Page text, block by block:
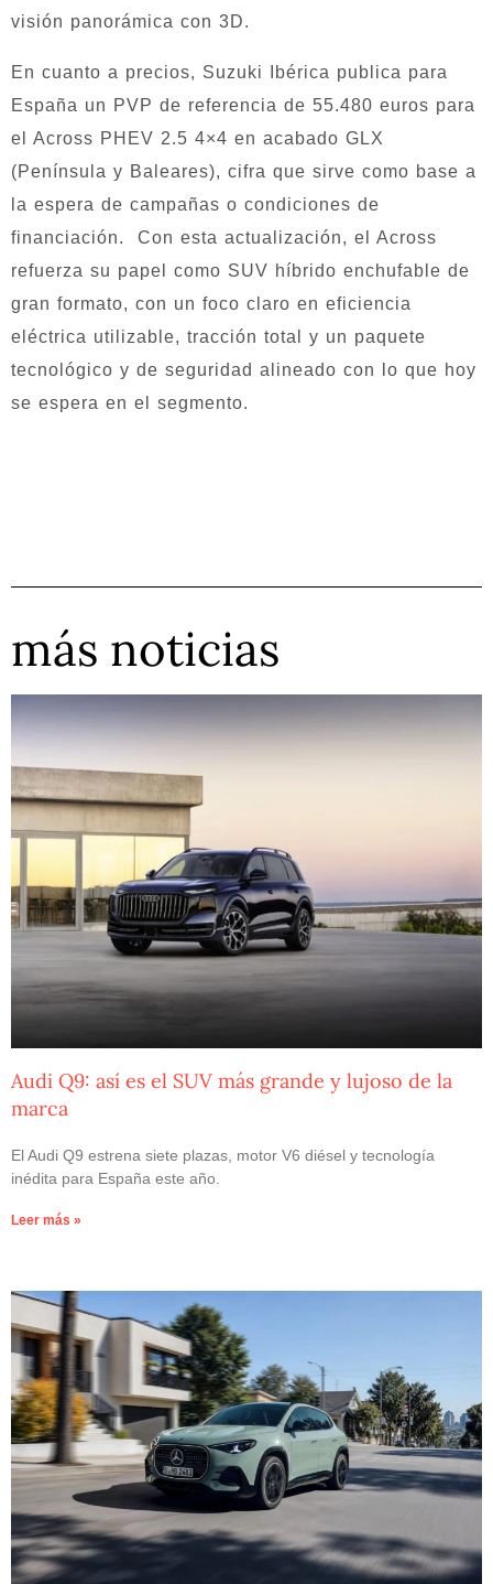
visión panorámica con 3D.
En cuanto a precios, Suzuki Ibérica publica para
España un PVP de referencia de 55.480 euros para
el Across PHEV 2.5 4×4 en acabado GLX
(Península y Baleares), cifra que sirve como base a
la espera de campañas o condiciones de
financiación. Con esta actualización, el Across
refuerza su papel como SUV híbrido enchufable de
gran formato, con un foco claro en eficiencia
eléctrica utilizable, tracción total y un paquete
tecnológico y de seguridad alineado con lo que hoy
se espera en el segmento.
más noticias
Audi Q9: así es el SUV más grande y lujoso de la
marca
El Audi Q9 estrena siete plazas, motor V6 diésel y tecnología
inédita para España este año.
Leer más »